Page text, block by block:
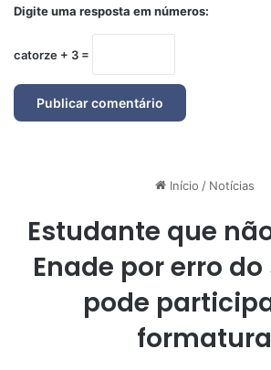
Digite uma resposta em números:
catorze + 3 =